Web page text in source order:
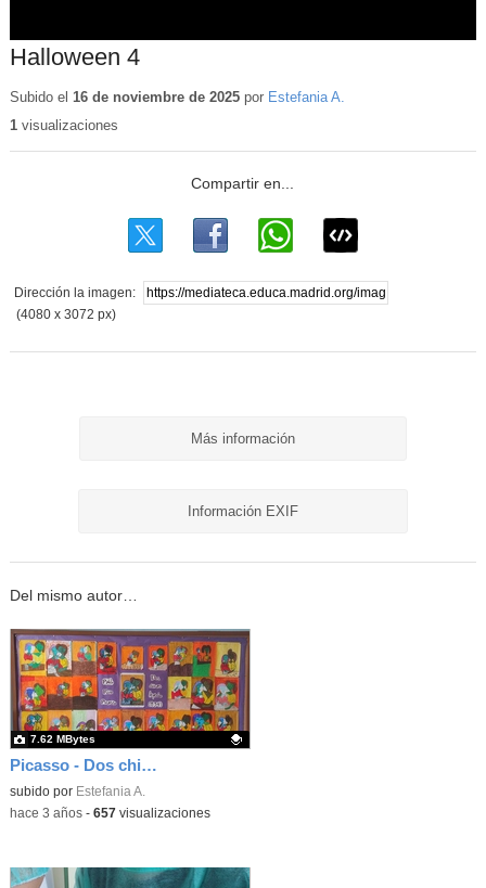
Halloween 4
Subido el 16 de noviembre de 2025por Estefania A.
1visualizaciones
Dirección la imagen:
(4080 x 3072 px)
Más información
Información EXIF
Del mismo autor…
Picasso - Dos chicas leyendo (interpretación de 4°A)
Contenido educativo.
subido por Estefania A.
7.62 MBytes
-hace 3 años- 657visualizaciones